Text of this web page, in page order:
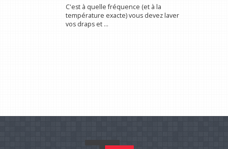
C'est à quelle fréquence (et à la
température exacte) vous devez laver
vos draps et ...